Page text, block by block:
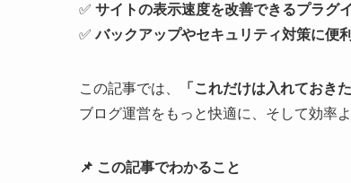
✅ サイトの表示速度を改善できるプラグ
✅バックアップやセキュリティ対策に便
この記事では、 「これだけは入れておき
ブログ運営をもっと快適に、そして効率
📌 この記事でわかること